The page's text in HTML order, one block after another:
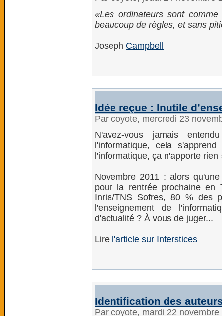
Les ordinateurs sont
beaucoup de règles, et sans
Joseph Campbell
Idée reçue : Inutile
Par coyote, mercredi 23
N'avez-vous jamais
l'informatique, cela
l'informatique, ça n'apporte rien
Novembre 2011 : alors
pour la rentrée prochaine en
Inria/TNS Sofres, 80 % des
l'enseignement de
d'actualité ? À vous de juger...
Lire l'article sur Interstices
Identification des
Par coyote, mardi 22